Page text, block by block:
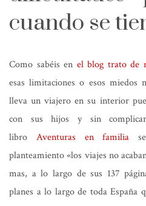
cuando se
Como sabéis en el blog trato de
esas limitaciones o esos miedos
lleva un viajero en su interior
con sus hijos y sin
libro Aventuras en familia
planteamiento «los viajes no
mas, a lo largo de sus 137
planes a lo largo de toda España